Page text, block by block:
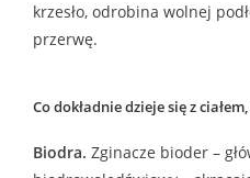
krzesło, odrobina wolnej
przerwę.
Co dokładnie dzieje się z
Biodra. Zginacze bioder –